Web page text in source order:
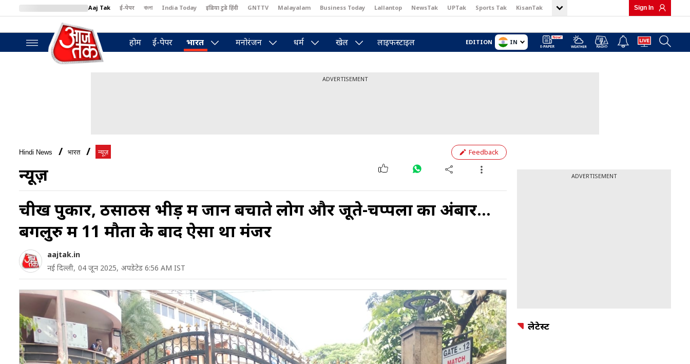
Aaj Tak ई-पेपर বাংলা India Today इंडिया टुडे हिंदी GNTTV Malayalam Business Today Lallantop NewsTak UPTak Sports Tak KisanTak
BT Bazaar
Sign In
होम ई-पेपर भारत मनोरंजन धर्म खेल लाइफस्टाइल EDITION IN
ADVERTISEMENT
Hindi News भारत न्यूज़ Feedback
न्यूज़
चीख पुकार, ठसाठस भीड़ में जान बचाते लोग और जूते-चप्पलों का अंबार...
बेंगलुरु में 11 मौतों के बाद ऐसा था मंजर
aajtak.in
नई दिल्ली, 04 जून 2025, अपडेटेड 6:56 AM IST
ADVERTISEMENT
लेटेस्ट